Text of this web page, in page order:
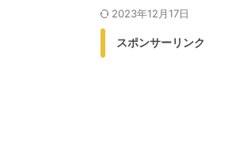
2023年12月17日
スポンサーリンク